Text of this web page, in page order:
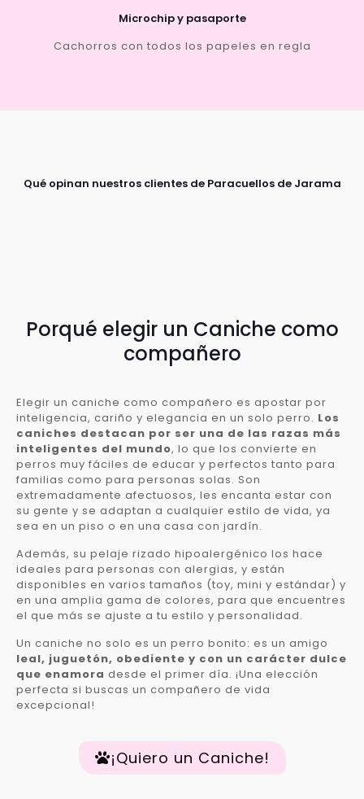
Microchip y pasaporte
Cachorros con todos los papeles en regla
Qué opinan nuestros clientes de Paracuellos de Jarama
Porqué elegir un Caniche como
compañero
Elegir un caniche como compañero es apostar por
inteligencia, cariño y elegancia en un solo perro. Los
caniches destacan por ser una de las razas más
inteligentes del mundo, lo que los convierte en
perros muy fáciles de educar y perfectos tanto para
familias como para personas solas. Son
extremadamente afectuosos, les encanta estar con
su gente y se adaptan a cualquier estilo de vida, ya
sea en un piso o en una casa con jardín.
Además, su pelaje rizado hipoalergénico los hace
ideales para personas con alergias, y están
disponibles en varios tamaños (toy, mini y estándar) y
en una amplia gama de colores, para que encuentres
el que más se ajuste a tu estilo y personalidad.
Un caniche no solo es un perro bonito: es un amigo
leal, juguetón, obediente y con un carácter dulce
que enamora desde el primer día. ¡Una elección
perfecta si buscas un compañero de vida
excepcional!
¡Quiero un Caniche!